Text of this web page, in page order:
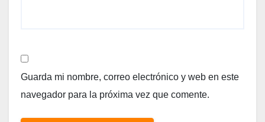
Guarda mi nombre, correo electrónico y web en este
navegador para la próxima vez que comente.